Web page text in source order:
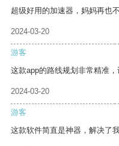
超级好用的加速器，妈妈再也
2024-03-20
游客
这款app的路线规划非常精准，
2024-03-20
游客
这款软件简直是神器，解决了